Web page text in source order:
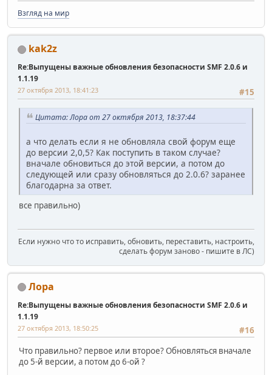
Взгляд на мир
kak2z
Re:Выпущены важные обновления безопасности SMF 2.0.6 и
1.1.19
#15
27 октября 2013, 18:41:23
Цитата: Лора от 27 октября 2013, 18:37:44
а что делать если я не обновляла свой форум еще
до версии 2,0,5? Как поступить в таком случае?
вначале обновиться до этой версии, а потом до
следующей или сразу обновляться до 2.0.6? заранее
благодарна за ответ.
все правильно)
Если нужно что то исправить, обновить, переставить, настроить,
сделать форум заново - пишите в ЛС)
Лора
Re:Выпущены важные обновления безопасности SMF 2.0.6 и
1.1.19
#16
27 октября 2013, 18:50:25
Что правильно? первое или второе? Обновляться вначале
до 5-й версии, а потом до 6-ой ?